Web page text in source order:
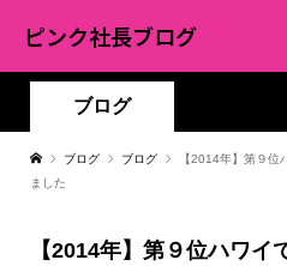
ピンク社長ブログ
ブログ
ブログ ブログ
【2014年】第９位
ました
【2014年】第９位ハワイ